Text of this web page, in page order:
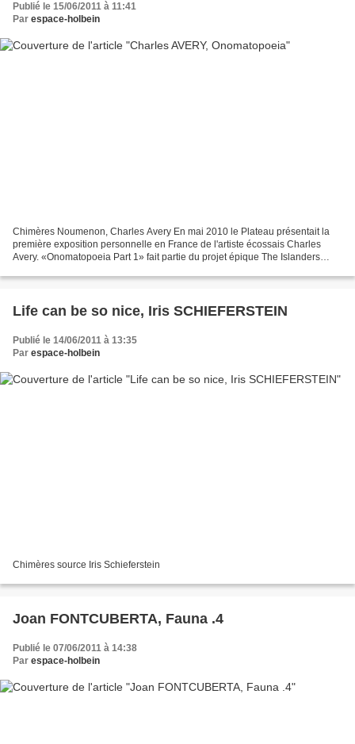
Publié le 15/06/2011 à 11:41
Par espace-holbein
Chimères Noumenon, Charles Avery En mai 2010 le Plateau présentait la
première exposition personnelle en France de l'artiste écossais Charles
Avery. «Onomatopoeia Part 1» fait partie du projet épique The Islanders
Life can be so nice, Iris SCHIEFERSTEIN
Publié le 14/06/2011 à 13:35
Par espace-holbein
Chimères source Iris Schieferstein
Joan FONTCUBERTA, Fauna .4
Publié le 07/06/2011 à 14:38
Par espace-holbein